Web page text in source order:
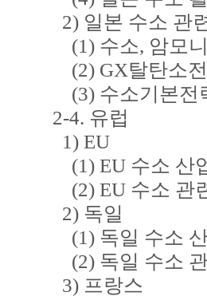
2) 일본 수소 관
(1) 수소, 암모
(2) GX탈탄소
(3) 수소기본전
2-4. 유럽
1) EU
(1) EU 수소 산
(2) EU 수소 관
2) 독일
(1) 독일 수소
(2) 독일 수소
3) 프랑스